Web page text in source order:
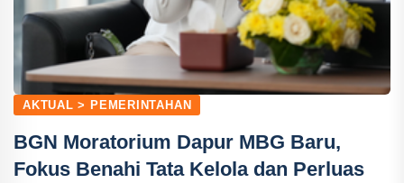
AKTUAL > PEMERINTAHAN
BGN Moratorium Dapur MBG Baru,
Fokus Benahi Tata Kelola dan Perluas